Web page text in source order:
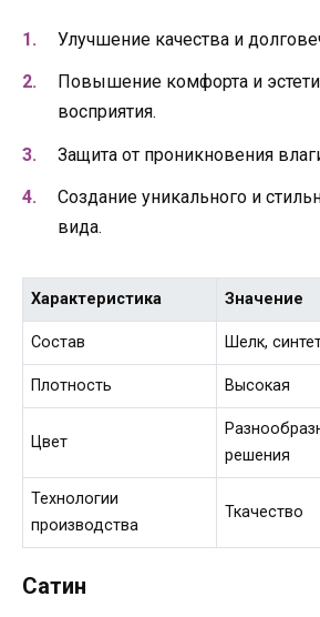
Улучшение качества и
Повышение комфорта и
восприятия.
Защита от проникновения
Создание уникального и
вида.
Характеристика Значение
Состав Шелк,
Плотность Высокая
Цвет
решения
Технологии
производства
Ткачество
Сатин